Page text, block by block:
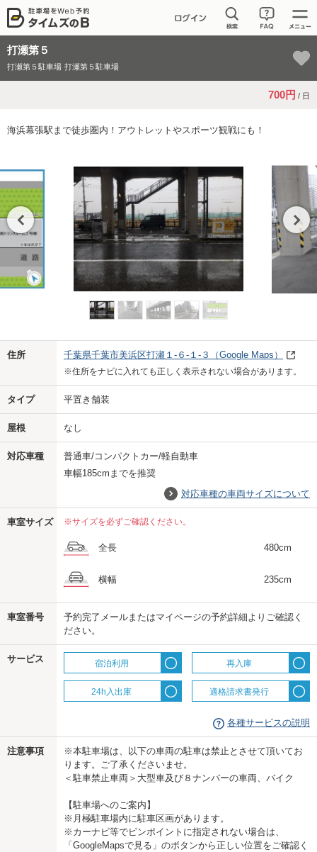
打瀬第５
打瀬第５駐車場 打瀬第５駐車場
700円 / 日
海浜幕張駅まで徒歩圏内！アウトレットやスポーツ観戦にも！
住所 千葉県千葉市美浜区打瀬１-６-１-３ （Google Maps）
※住所をナビに入れても正しく表示されない場合があります。
タイプ 平置き舗装
屋根 なし
対応車種
普通車/コンパクトカー/軽自動車
車幅185cmまでを推奨
対応車種の車両サイズについて
車室サイズ ※サイズを必ずご確認ください。
全長 480cm
横幅 235cm
車室番号
予約完了メールまたはマイページの予約詳細よりご確認く
ださい。
サービス 宿泊利用 再入庫
24h入出庫 適格請求書発行
各種サービスの説明
注意事項
※本駐車場は、以下の車両の駐車は禁止とさせて頂いてお
ります。ご了承くださいませ。
＜駐車禁止車両＞大型車及び８ナンバーの車両、バイク
【駐車場へのご案内】
※月極駐車場内に駐車区画があります。
※カーナビ等でピンポイントに指定されない場合は、
「GoogleMapsで見る」のボタンから正しい位置をご確認く